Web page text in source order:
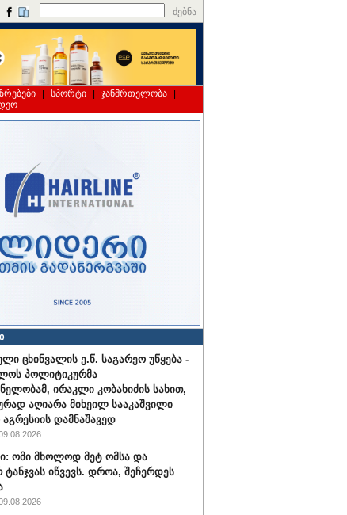
ძებნა
სპორტი ჯანმრთელობა
ცხინვალის ე.წ. საგარეო უწყება -
პოლიტიკურმა
ირაკლი კობახიძის სახით,
აღიარა მიხეილ სააკაშვილი
დამნაშავედ
ომი მხოლოდ მეტ ომსა და
ტანჯვას იწვევს. დროა, შეჩერდეს